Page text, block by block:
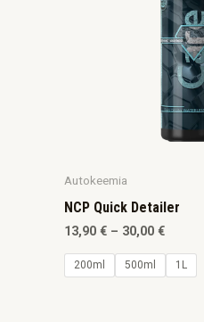
Autokeemia
NCP Quick Detailer
13,90 € – 30,00 €
200ml 500ml 1L